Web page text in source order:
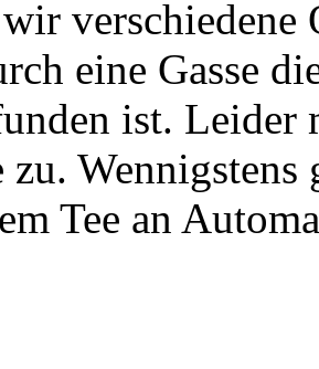
eine Gasse
ist. Leider
zu. Wennigstens
Tee an